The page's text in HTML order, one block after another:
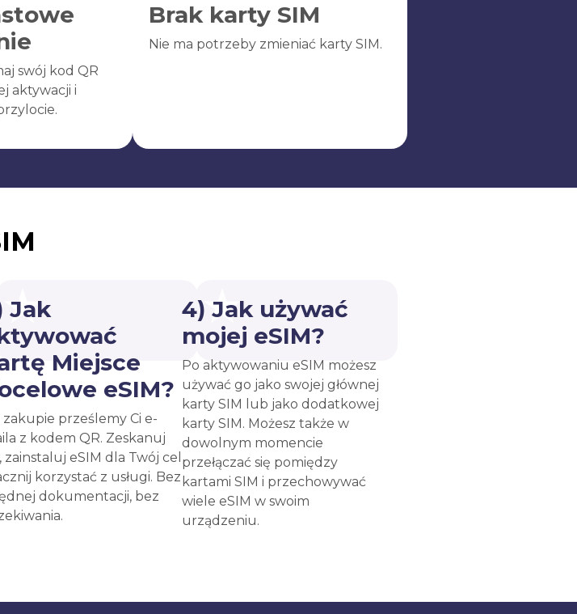
swój kod QR
aktywacji i
Brak karty SIM
Nie ma potrzeby zmieniać karty SIM.
Jak
Miejsce
eSIM?
zakupie prześlemy Ci e-
z kodem QR. Zeskanuj
zainstaluj eSIM dla Twój cel
korzystać z usługi. Bez
dokumentacji, bez
4) Jak używać
mojej eSIM?
Po aktywowaniu eSIM możesz
używać go jako swojej głównej
karty SIM lub jako dodatkowej
karty SIM. Możesz także w
dowolnym momencie
przełączać się pomiędzy
kartami SIM i przechowywać
wiele eSIM w swoim
urządzeniu.